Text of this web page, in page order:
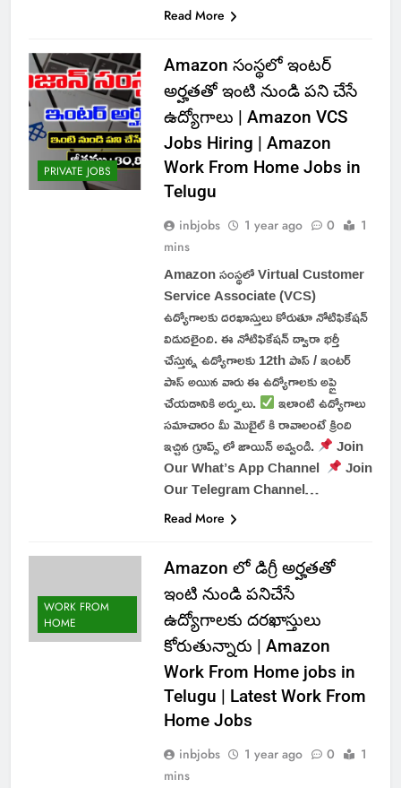
Read More
PRIVATE JOBS
Amazon సంస్థలో ఇంటర్
అర్హతతో ఇంటి నుండి పని చేసే
ఉద్యోగాలు | Amazon VCS
Jobs Hiring | Amazon
Work From Home Jobs in
Telugu
inbjobs 1 year ago 0
1
mins
Amazon సంస్థలో Virtual Customer
Service Associate (VCS)
ఉద్యోగాలకు దరఖాస్తులు కోరుతూ నోటిఫికేషన్
విడుదలైంది. ఈ నోటిఫికేషన్ ద్వారా భర్తీ
చేస్తున్న ఉద్యోగాలకు 12th పాస్ / ఇంటర్
పాస్ అయిన వారు ఈ ఉద్యోగాలకు అప్లై
చేయడానికి అర్హులు.
ఇలాంటి ఉద్యోగాలు
సమాచారం మీ మొబైల్ కి రావాలంటే క్రింది
ఇచ్చిన గ్రూప్స్ లో జాయిన్ అవ్వండి.
Join
Our What’s App Channel
Join
Our Telegram Channel…
Read More
WORK FROM
HOME
Amazon లో డిగ్రీ అర్హతతో
ఇంటి నుండి పనిచేసే
ఉద్యోగాలకు దరఖాస్తులు
కోరుతున్నారు | Amazon
Work From Home jobs in
Telugu | Latest Work From
Home Jobs
inbjobs 1 year ago 0
1
mins